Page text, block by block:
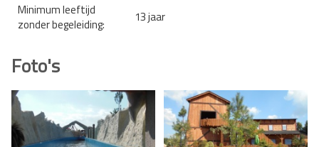
Minimum leeftijd
zonder begeleiding:
13 jaar
Foto's